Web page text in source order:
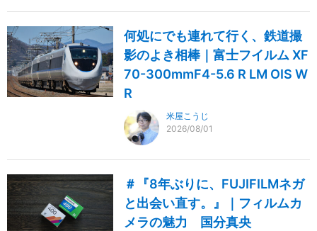
何処にでも連れて行く、鉄道撮
影のよき相棒｜富士フイルム XF
70-300mmF4-5.6 R LM OIS W
R
米屋こうじ
2026/08/01
＃『8年ぶりに、FUJIFILMネガ
と出会い直す。』｜フィルムカ
メラの魅力 国分真央